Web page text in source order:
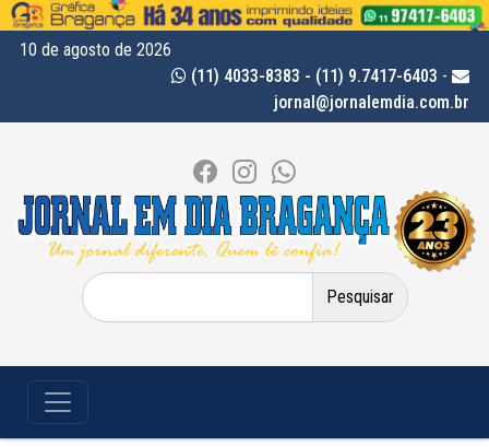
10 de agosto de 2026
(11) 4033-8383 - (11) 9.7417-6403 -
jornal@jornalemdia.com.br
Pesquisar
por: